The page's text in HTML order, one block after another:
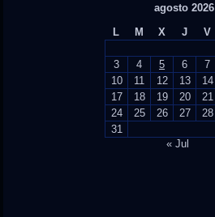
agosto 2026
L
M X J V
3
4 5 6 7
10
11 12 13 14
17
18 19 20 21
24
25 26 27 28
31
« Jul